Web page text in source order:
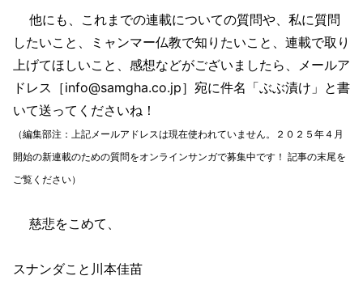
他にも、これまでの連載についての質問や、私に質問
したいこと、ミャンマー仏教で知りたいこと、連載で取り
上げてほしいこと、感想などがございましたら、メールア
ドレス［info@samgha.co.jp］宛に件名「ぶぶ漬け」と書
いて送ってくださいね！
（編集部注：上記メールアドレスは現在使われていません。２０２５年４月
開始の新連載のための質問をオンラインサンガで募集中です！ 記事の末尾を
ご覧ください）
慈悲をこめて、
スナンダこと川本佳苗